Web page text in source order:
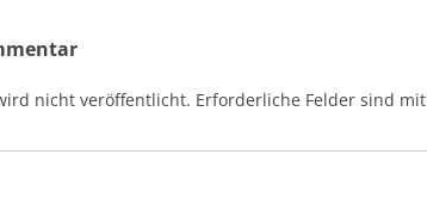
nicht veröffentlicht. Erforderliche Felder sind mit